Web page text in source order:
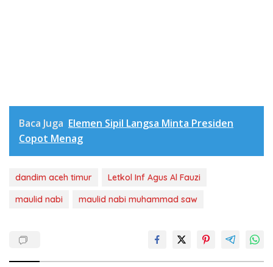
Baca Juga Elemen Sipil Langsa Minta Presiden
Copot Menag
dandim aceh timur
Letkol Inf Agus Al Fauzi
maulid nabi
maulid nabi muhammad saw